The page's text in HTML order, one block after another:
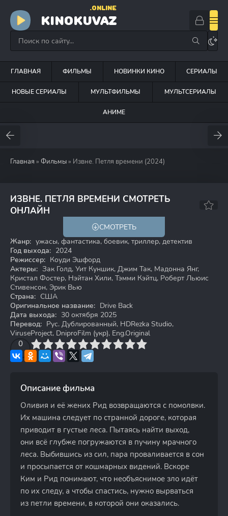
KINOKUVAZ
.ONLINE
ГЛАВНАЯ ФИЛЬМЫ НОВИНКИ КИНО СЕРИАЛЫ
НОВЫЕ СЕРИАЛЫ МУЛЬТФИЛЬМЫ МУЛЬТСЕРИАЛЫ
АНИМЕ
Главная » Фильмы » Извне. Петля времени (2024)
ИЗВНЕ. ПЕТЛЯ ВРЕМЕНИ СМОТРЕТЬ
ОНЛАЙН
СМОТРЕТЬ
Жанр: ужасы, фантастика, боевик, триллер, детектив
Год выхода: 2024
Режиссер: Коуди Эшфорд
Актеры: Зак Голд, Уит Куншик, Джим Так, Мадонна Янг,
Кристал Фостер, Нэйтан Хили, Тэмми Кэйтц, Роберт Льюис
Стивенсон, Эрик Вью
Страна: США
Оригинальное название: Drive Back
Дата выхода: 30 октября 2025
Перевод: Рус. Дублированный, HDRezka Studio,
ViruseProject, DniproFilm (укр), Eng.Original
0
4 6 7 8 9 10
Описание фильма
Оливия и её жених Рид возвращаются с помолвки.
Их машина следует по странной дороге, которая
приводит в густые леса. Пытаясь найти выход,
они всё глубже погружаются в пучину мрачного
леса. Выбившись из сил, пара проваливается в сон
и просыпается от кошмарных видений. Вскоре
Ким и Рид понимают, что необъяснимое зло идёт
по их следу, а чтобы спастись, нужно вырваться
из петли времени, в которой они оказались.